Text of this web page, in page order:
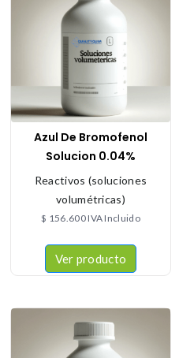
Azul De Bromofenol
Solucion 0.04%
Reactivos (soluciones
volumétricas)
$ 156.600IVA Incluido
Ver producto